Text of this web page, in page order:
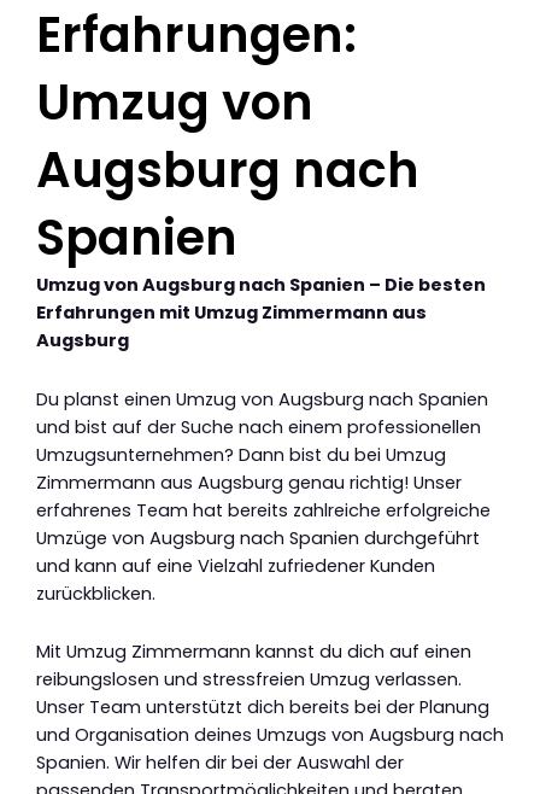
Erfahrungen:
Umzug von
Augsburg nach
Spanien
Umzug von Augsburg nach Spanien – Die besten
Erfahrungen mit Umzug Zimmermann aus
Augsburg
Du planst einen Umzug von Augsburg nach Spanien
und bist auf der Suche nach einem professionellen
Umzugsunternehmen? Dann bist du bei Umzug
Zimmermann aus Augsburg genau richtig! Unser
erfahrenes Team hat bereits zahlreiche erfolgreiche
Umzüge von Augsburg nach Spanien durchgeführt
und kann auf eine Vielzahl zufriedener Kunden
zurückblicken.
Mit Umzug Zimmermann kannst du dich auf einen
reibungslosen und stressfreien Umzug verlassen.
Unser Team unterstützt dich bereits bei der Planung
und Organisation deines Umzugs von Augsburg nach
Spanien. Wir helfen dir bei der Auswahl der